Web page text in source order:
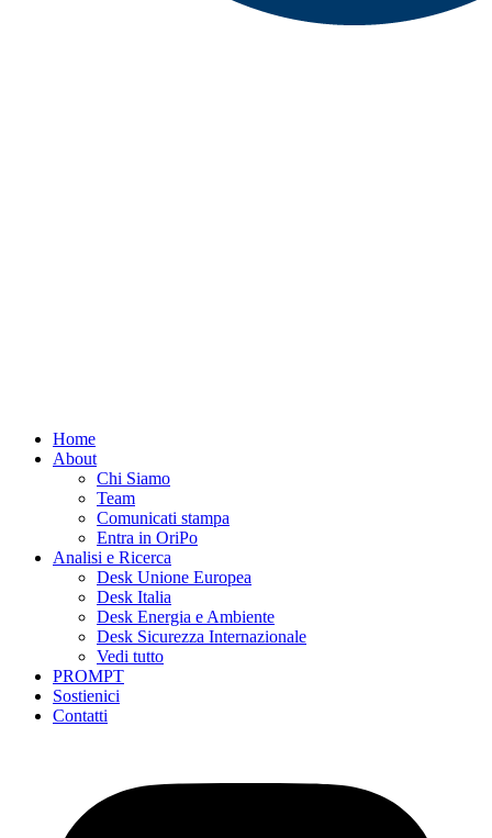
Home
About
Chi Siamo
Team
Comunicati stampa
Entra in OriPo
Analisi e Ricerca
Desk Unione Europea
Desk Italia
Desk Energia e Ambiente
Desk Sicurezza Internazionale
Vedi tutto
PROMPT
Sostienici
Contatti